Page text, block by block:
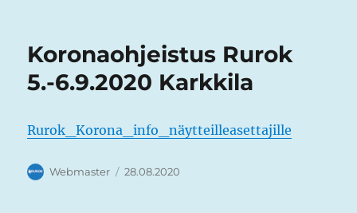
Koronaohjeistus Rurok
5.-6.9.2020 Karkkila
Rurok_Korona_info_näytteilleasettajille
Kirjoittaja
Webmaster Julkaistu
28.08.2020